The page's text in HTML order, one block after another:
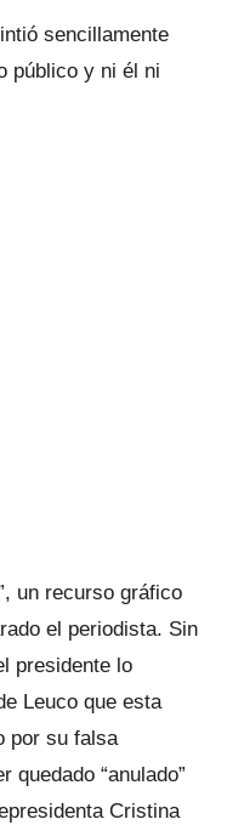
sencillamente
público y ni él ni
un recurso gráfico
el periodista. Sin
presidente lo
Leuco que esta
por su falsa
quedado “anulado”
Cristina